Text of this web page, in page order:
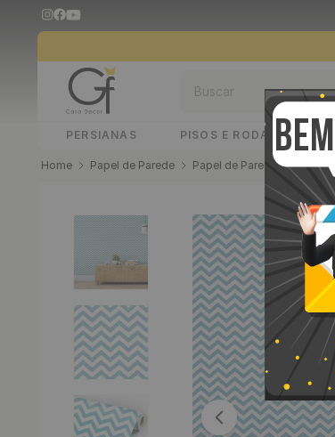
PERSIANAS PISOS E RODAPÉS
Papel de Parede Papel de Parede Adesivo